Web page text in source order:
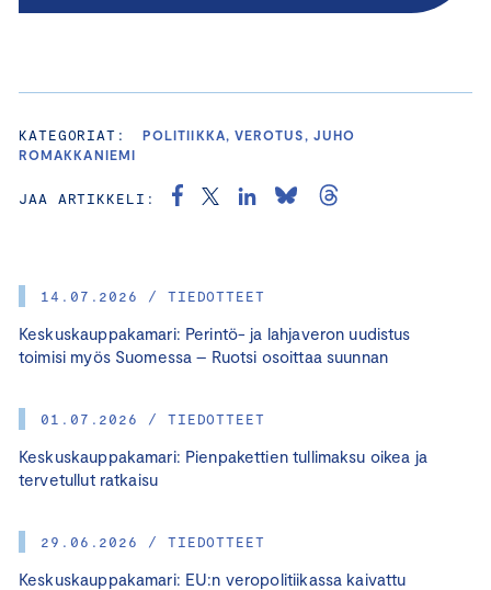
14.07.2026 / TIEDOTTEET
Keskuskauppakamari: Perintö- ja lahjaveron uudistus
toimisi myös Suomessa – Ruotsi osoittaa suunnan
01.07.2026 / TIEDOTTEET
Keskuskauppakamari: Pienpakettien tullimaksu oikea ja
tervetullut ratkaisu
29.06.2026 / TIEDOTTEET
Keskuskauppakamari: EU:n veropolitiikassa kaivattu
KATEGORIAT:
POLITIIKKA, VEROTUS, JUHO
ROMAKKANIEMI
JAA ARTIKKELI: